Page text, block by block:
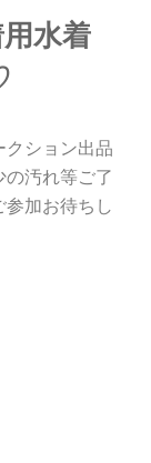
水着
クション出品
汚れ等ご了
加お待ちし